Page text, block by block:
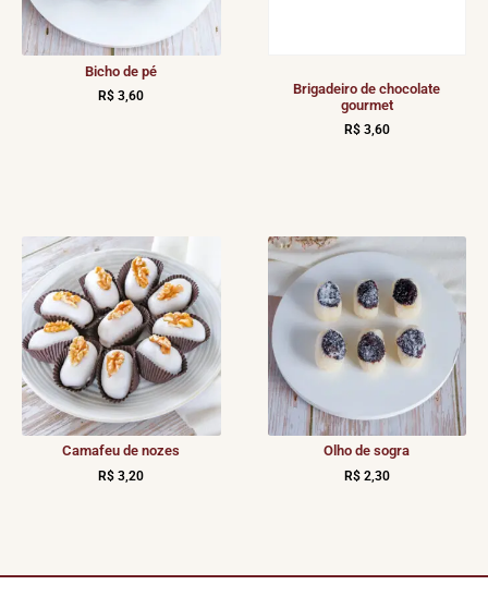
Bicho de pé
R$ 3,60
Brigadeiro de chocolate
gourmet
R$3,60
Camafeu de nozes
R$ 3,20
Olho de sogra
R$2,30